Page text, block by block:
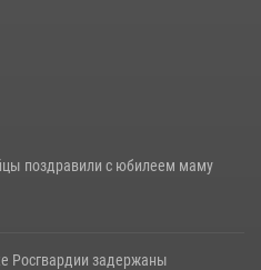
поздравили с юбилеем маму
Росгвардии задержаны